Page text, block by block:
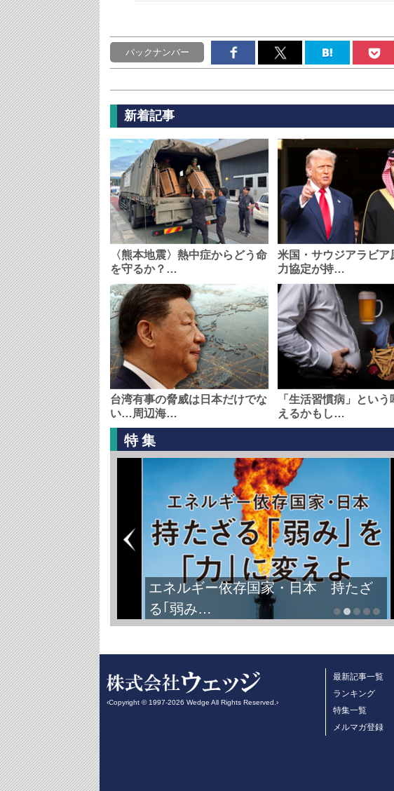
バックナンバー
新着記事
〈熊本地震〉熱中症からどう命
を守るか？…
米国・サウジアラビア
力協定が持…
台湾有事の脅威は日本だけでな
い…周辺海…
「生活習慣病」とい
えるかもし…
特集
エネルギー依存国家・日本 持たざ
る｢弱み…
‹Copyright © 1997-2026 Wedge All Rights Reserved.›
最新記事一覧
ランキング
特集一覧
メルマガ登録